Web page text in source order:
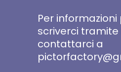
Per
scriverci tramite
contattarci a